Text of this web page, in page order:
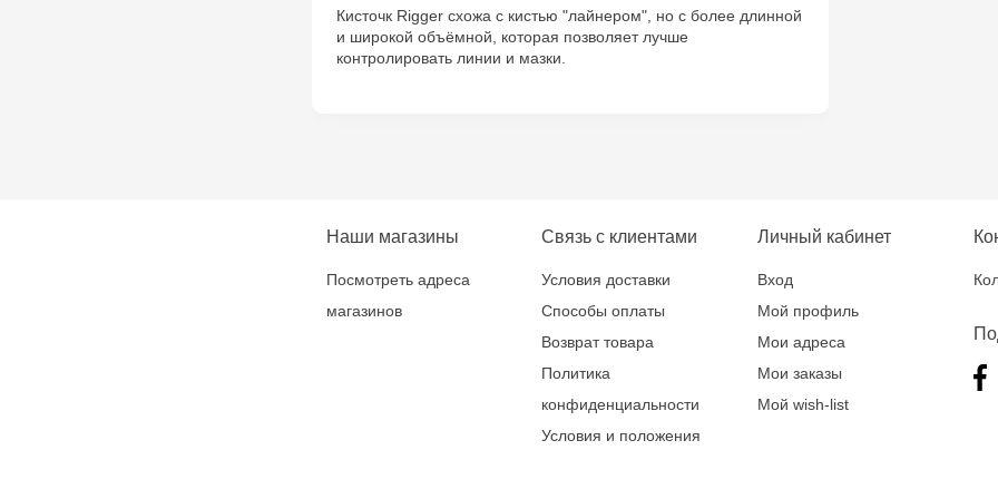
Crafti Bălți
Кисточк Rigger схожа с кистью "лайнером", но с более длинной
и широкой объёмной, которая позволяет лучше
контролировать линии и мазки.
Наши магазины
Посмотреть адреса
магазинов
Связь с клиентами
Условия доставки
Способы оплаты
Возврат товара
Политика
конфиденциальности
Условия и положения
Личный кабинет
Вход
Мой профиль
Мои адреса
Мои заказы
Мой wish-list